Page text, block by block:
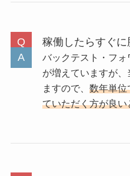
稼働したらすぐに
バックテスト・フ
が増えていますが
ますので、 数年単位
ていただく方が良い